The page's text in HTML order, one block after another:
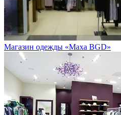
Магазин одежды «Maxa BGD»